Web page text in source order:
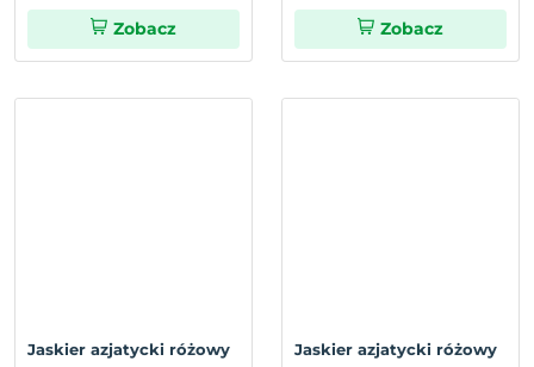
Zobacz Zobacz
Jaskier azjatycki różowy
Jaskier azjatycki różowy